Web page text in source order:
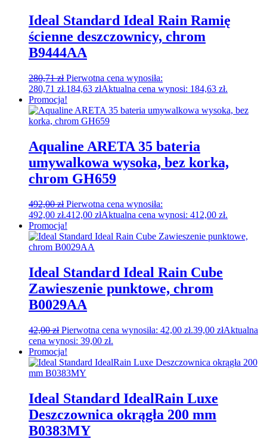
Ideal Standard Ideal Rain Ramię
ścienne deszczownicy, chrom
B9444AA
280,71zł Pierwotna cena wynosiła:
280,71 zł.184,63 złAktualna cena wynosi: 184,63 zł.
Promocja!
Aqualine ARETA 35 bateria
umywalkowa wysoka, bez korka,
chrom GH659
492,00zł Pierwotna cena wynosiła:
492,00 zł.412,00 złAktualna cena wynosi: 412,00 zł.
Promocja!
Ideal Standard Ideal Rain Cube
Zawieszenie punktowe, chrom
B0029AA
42,00zł Pierwotna cena wynosiła: 42,00 zł.39,00 złAktualna
cena wynosi: 39,00 zł.
Promocja!
Ideal Standard IdealRain Luxe
Deszczownica okrągła 200 mm
B0383MY